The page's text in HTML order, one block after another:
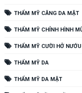
THẨM MỸ CĂNG DA MẶT
THẨM MỸ CHỈNH HÌNH
THẨM MỸ CƯỜI HỞ NƯỚU
THẨM MỸ DA
THẨM MỸ DA MẶT